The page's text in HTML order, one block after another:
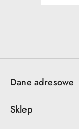
Dane adresowe
Sklep